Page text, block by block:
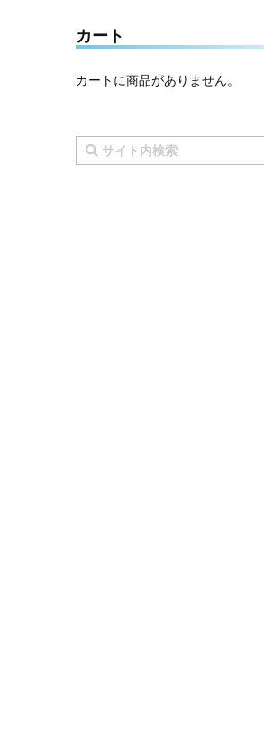
カート
カートに商品がありません。